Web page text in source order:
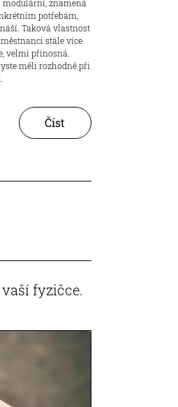
modulární, znamená
potřebám,
Taková vlastnost
stále více
velmi přínosná.
měli rozhodně při
Číst
fyzičce.